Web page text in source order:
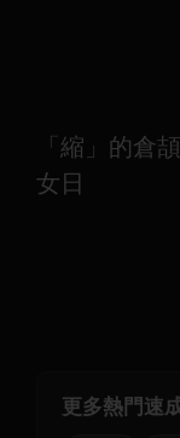
「縮」的倉
女日
更多熱門速